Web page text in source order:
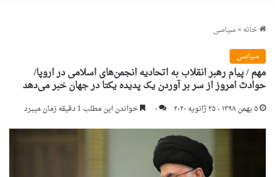
خانه»سیاسی
سیاسی
مهم / پیام رهبر انقلاب به اتحادیه انجمن‌های اسلامی در اروپا/
حوادث امروز از سر بر آوردن یک پدیده‌ یکتا در جهان خبر می‌دهد
۵ بهمن ۱۳۹۸ - ۲۵ ژانویه ۲۰۲۰ ۰ خواندن این مطلب 1 دقیقه زمان میبرد